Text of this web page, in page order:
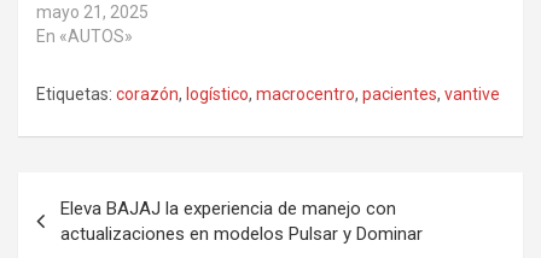
mayo 21, 2025
En «AUTOS»
Etiquetas: corazón, logístico, macrocentro, pacientes, vantive
de
Eleva BAJAJ la experiencia de manejo con
actualizaciones en modelos Pulsar y Dominar